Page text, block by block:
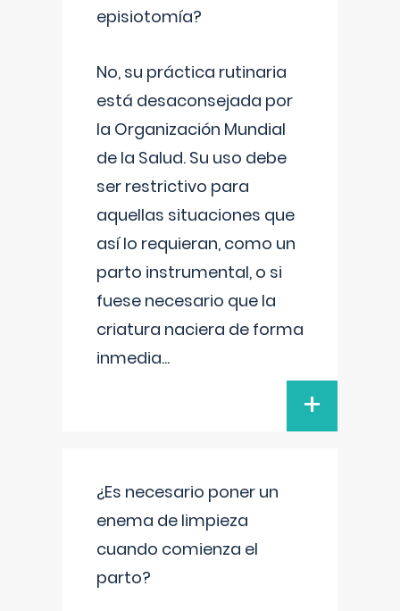
episiotomía?
No, su práctica rutinaria
está desaconsejada por
la Organización Mundial
de la Salud. Su uso debe
ser restrictivo para
aquellas situaciones que
así lo requieran, como un
parto instrumental, o si
fuese necesario que la
criatura naciera de forma
inmedia...
+
¿Es necesario poner un
enema de limpieza
cuando comienza el
parto?